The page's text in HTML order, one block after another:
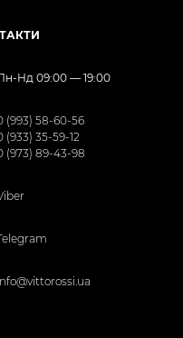
Нд 09:00 — 19:00
(993) 58-60-56
(933) 35-59-12
(973) 89-43-98